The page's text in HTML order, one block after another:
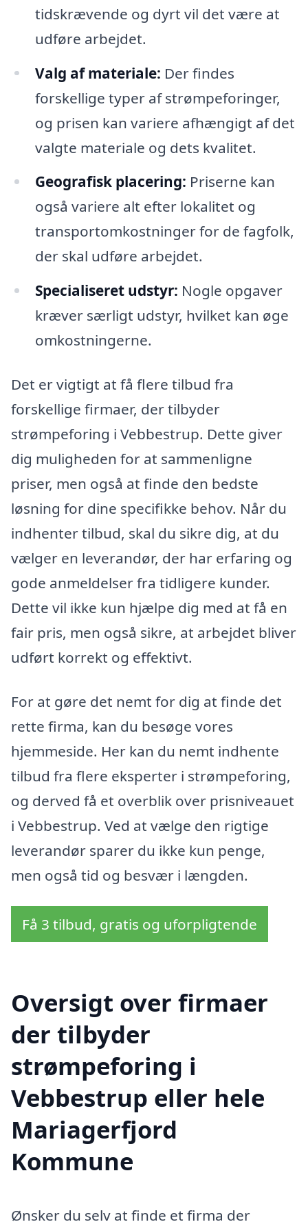
tidskrævende og dyrt vil det være at
udføre arbejdet.
Valg af materiale: Der findes
forskellige typer af strømpeforinger,
og prisen kan variere afhængigt af det
valgte materiale og dets kvalitet.
Geografisk placering: Priserne kan
også variere alt efter lokalitet og
transportomkostninger for de fagfolk,
der skal udføre arbejdet.
Specialiseret udstyr: Nogle opgaver
kræver særligt udstyr, hvilket kan øge
omkostningerne.
Det er vigtigt at få flere tilbud fra
forskellige firmaer, der tilbyder
strømpeforing i Vebbestrup. Dette giver
dig muligheden for at sammenligne
priser, men også at finde den bedste
løsning for dine specifikke behov. Når du
indhenter tilbud, skal du sikre dig, at du
vælger en leverandør, der har erfaring og
gode anmeldelser fra tidligere kunder.
Dette vil ikke kun hjælpe dig med at få en
fair pris, men også sikre, at arbejdet bliver
udført korrekt og effektivt.
For at gøre det nemt for dig at finde det
rette firma, kan du besøge vores
hjemmeside. Her kan du nemt indhente
tilbud fra flere eksperter i strømpeforing,
og derved få et overblik over prisniveauet
i Vebbestrup. Ved at vælge den rigtige
leverandør sparer du ikke kun penge,
men også tid og besvær i længden.
Få 3 tilbud, gratis og uforpligtende
Oversigt over firmaer
der tilbyder
strømpeforing i
Vebbestrup eller hele
Mariagerfjord
Kommune
Ønsker du selv at finde et firma der